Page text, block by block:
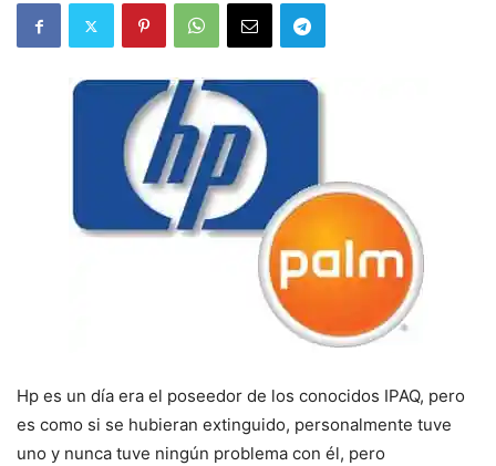
Hp es un día era el poseedor de los conocidos IPAQ, pero
es como si se hubieran extinguido, personalmente tuve
uno y nunca tuve ningún problema con él, pero